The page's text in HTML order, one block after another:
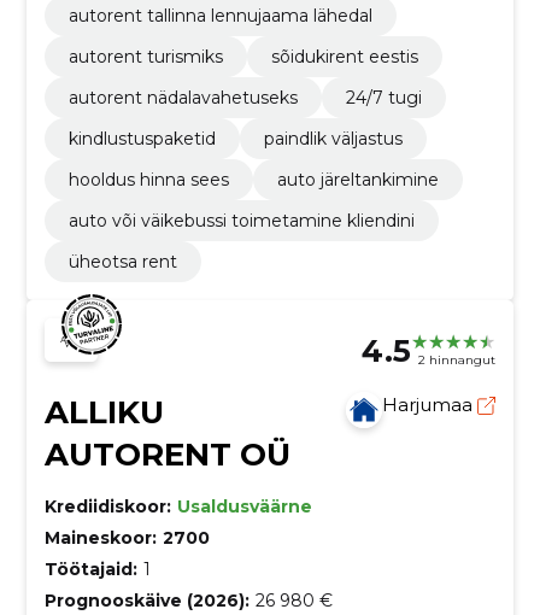
autorent tallinna lennujaama lähedal
autorent turismiks
sõidukirent eestis
autorent nädalavahetuseks
24/7 tugi
kindlustuspaketid
paindlik väljastus
hooldus hinna sees
auto järeltankimine
auto või väikebussi toimetamine kliendini
üheotsa rent
4.5 2 hinnangut
ALLIKU
AUTORENT OÜ
Harjumaa
Krediidiskoor: Usaldusväärne
Maineskoor: 2700
Töötajaid: 1
Prognooskäive (2026): 26 980 €